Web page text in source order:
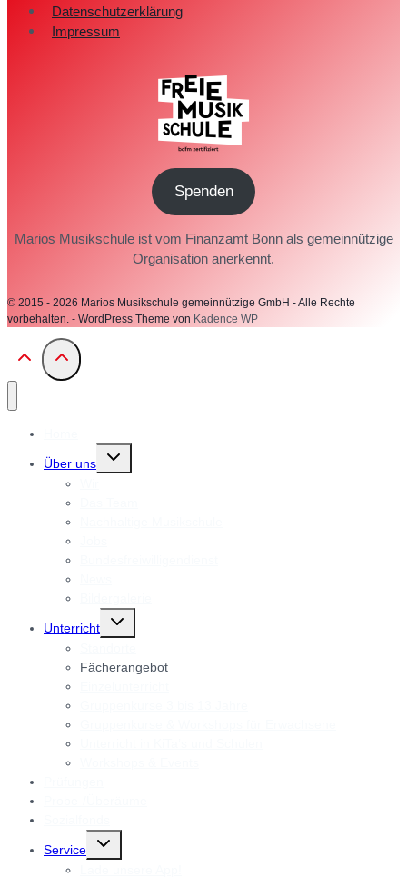
Datenschutzerklärung
Impressum
Spenden
Marios Musikschule ist vom Finanzamt Bonn als gemeinnützige
Organisation anerkennt.
© 2015 - 2026 Marios Musikschule gemeinnützige GmbH - Alle Rechte
vorbehalten. - WordPress Theme von Kadence WP
Über uns
Untermenü
Unterricht
Untermenü
Fächerangebot
Service
Untermenü